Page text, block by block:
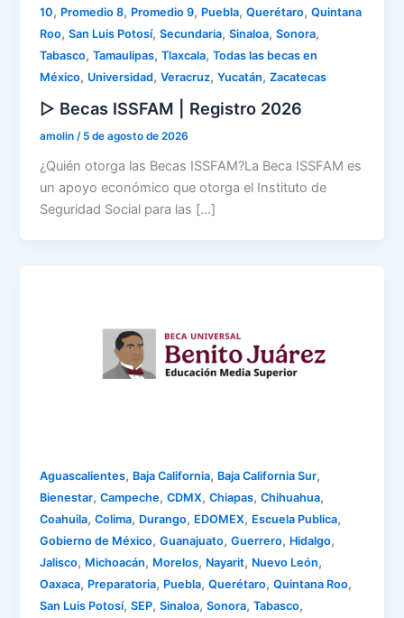
10, Promedio 8, Promedio 9, Puebla,Querétaro,Quintana
Roo,San Luis Potosí,Secundaria,Sinaloa,Sonora,
Tabasco,Tamaulipas,Tlaxcala,Todas las becas en
México, Universidad,Veracruz,Yucatán,Zacatecas
▷ Becas ISSFAM | Registro 2026
amolin/ 5 de agosto de 2026
¿Quién otorga las Becas ISSFAM?La Beca ISSFAM es
un apoyo económico que otorga el Instituto de
Seguridad Social para las […]
Aguascalientes, Baja California, Baja California Sur,
Bienestar,Campeche,CDMX,Chiapas,Chihuahua,
Coahuila,Colima, Durango, EDOMEX, Escuela Publica,
Gobierno de México,Guanajuato,Guerrero, Hidalgo,
Jalisco, Michoacán, Morelos, Nayarit, Nuevo León,
Oaxaca, Preparatoria, Puebla,Querétaro,Quintana Roo,
San Luis Potosí,SEP,Sinaloa,Sonora,Tabasco,